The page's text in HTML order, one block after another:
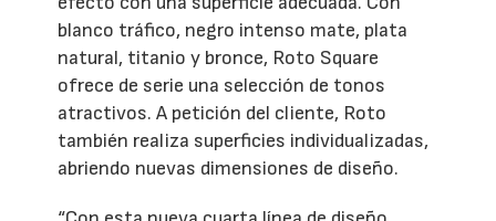
blanco tráfico, negro intenso mate, plata
natural, titanio y bronce, Roto Square
ofrece de serie una selección de tonos
atractivos. A petición del cliente, Roto
también realiza superficies individualizadas,
abriendo nuevas dimensiones de diseño.